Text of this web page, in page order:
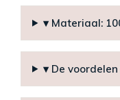
▾ Materiaal:
▾ De